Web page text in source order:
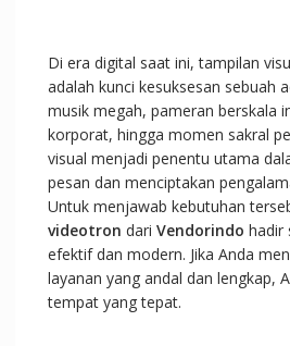
Di era digital saat ini, tampilan
adalah kunci kesuksesan sebuah
musik megah, pameran berskala
korporat, hingga momen sakral
visual menjadi penentu utama
pesan dan menciptakan
Untuk menjawab kebutuhan
videotron dari Vendorindo hadir
efektif dan modern. Jika Anda
layanan yang andal dan lengkap,
tempat yang tepat.